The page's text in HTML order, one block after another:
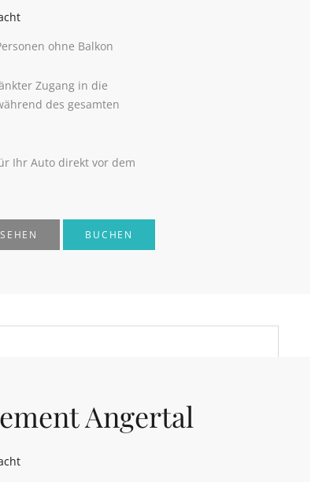
ohne Balkon
Zugang in die
des gesamten
Ihr Auto direkt vor dem
BUCHEN
Angertal